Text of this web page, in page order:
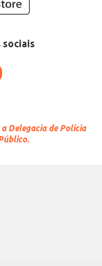
sociais
Delegacia de Polícia